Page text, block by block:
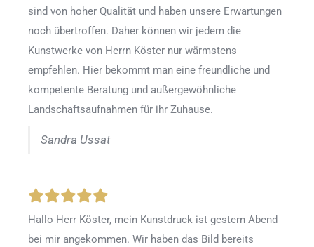
sind von hoher Qualität und haben unsere Erwartungen
noch übertroffen. Daher können wir jedem die
Kunstwerke von Herrn Köster nur wärmstens
empfehlen. Hier bekommt man eine freundliche und
kompetente Beratung und außergewöhnliche
Landschaftsaufnahmen für ihr Zuhause.
Sandra Ussat
Hallo Herr Köster, mein Kunstdruck ist gestern Abend
bei mir angekommen. Wir haben das Bild bereits